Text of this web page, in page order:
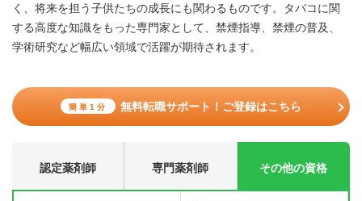
く、将来を担う子供たちの成長にも関わるものです。タバコに関
する高度な知識をもった専門家として、禁煙指導、禁煙の普及、
学術研究など幅広い領域で活躍が期待されます。
簡単1分 無料転職サポート！ご登録はこちら
認定薬剤師 専門薬剤師 その他の資格